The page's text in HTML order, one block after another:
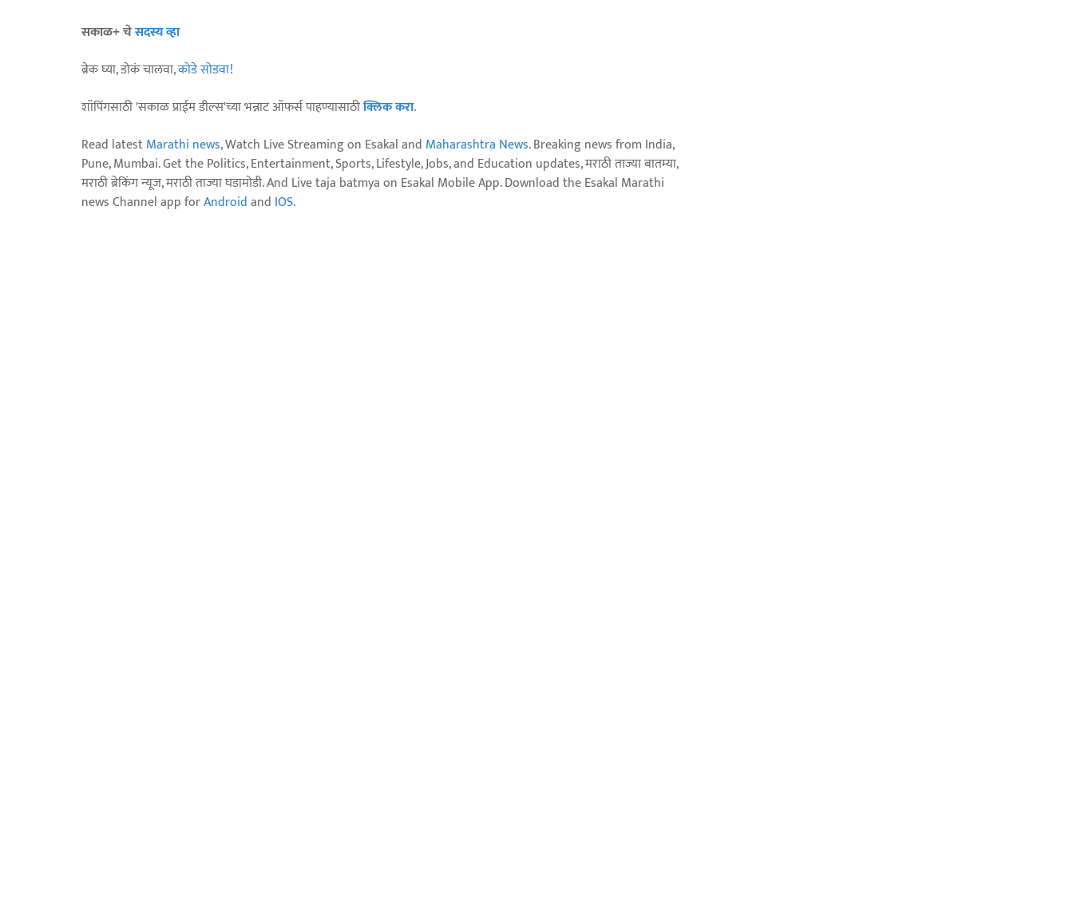
सकाळ+ चेसदस्य व्हा
ब्रेक घ्या, डोकं चालवा,कोडे सोडवा!
शॉपिंगसाठी 'सकाळ प्राईम डील्स'च्या भन्नाट ऑफर्स पाहण्यासाठीक्लिक करा.
Read latestMarathi news, Watch Live Streaming on Esakal and Maharashtra News. Breaking news from India,
Pune, Mumbai. Get the Politics, Entertainment, Sports, Lifestyle, Jobs, and Education updates, मराठी ताज्या बातम्या,
मराठी ब्रेकिंग न्यूज, मराठी ताज्या घडामोडी. And Live taja batmya on Esakal Mobile App. Download the Esakal Marathi
news Channel app forAndroidand IOS.